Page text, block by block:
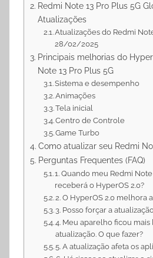
Redmi Note 13 Pro Plus 5G
Atualizações
Atualizações do Redmi
28/02/2025
Principais melhorias do
Note 13 Pro Plus 5G
Sistema e desempenho
Animações
Tela inicial
Centro de Controle
Game Turbo
Como atualizar seu Redmi
Perguntas Frequentes (FAQ)
1. Quando meu Redmi Note
receberá o HyperOS 2.0?
2. O HyperOS 2.0 melhora
3. Posso forçar a
4. Meu aparelho ficou mais
atualização. O que fazer?
5. A atualização afeta os